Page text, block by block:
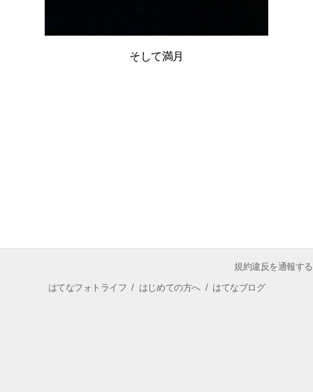
そして満月
規約違反を通報する
はてなフォトライフ / はじめての方へ/ はてなブログ